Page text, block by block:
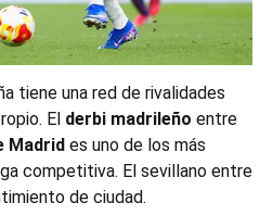
tiene una red de rivalidades
El derbi madrileño entre
Madrid es uno de los más
competitiva. El sevillano entre
de ciudad.